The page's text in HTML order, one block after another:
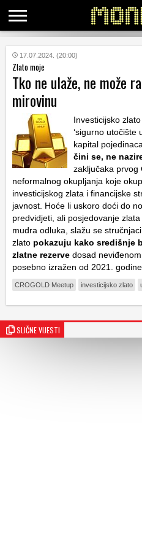
KATEGORIJE
HRVATSKI
WEB
17.07.2024. (20:00)
Zlato moje
Tko ne ulaže, ne može
mirovinu
Investicijsko
‘sigurno utočište
kapital
čini se, ne
zaključaka prvog
neformalnog okupljanja koje
investicijskog zlata i financijske
javnost. Hoće li uskoro doći do
predvidjeti, ali posjedovanje
mudra odluka, slažu se
zlato pokazuju kako središnje
zlatne rezerve dosad
posebno izražen od 2021.
CROGOLD Meetup investicijsko zlato
SLIČNE VIJESTI